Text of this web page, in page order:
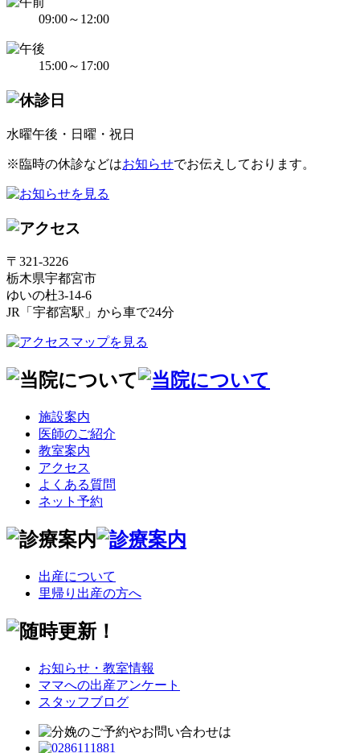
09:00～12:00
15:00～17:00
水曜午後・日曜・祝日
※臨時の休診などはお知らせでお伝えしております。
〒321-3226
栃木県宇都宮市
ゆいの杜3-14-6
JR「宇都宮駅」から車で24分
施設案内
医師のご紹介
教室案内
アクセス
よくある質問
ネット予約
出産について
里帰り出産の方へ
お知らせ・教室情報
ママへの出産アンケート
スタッフブログ